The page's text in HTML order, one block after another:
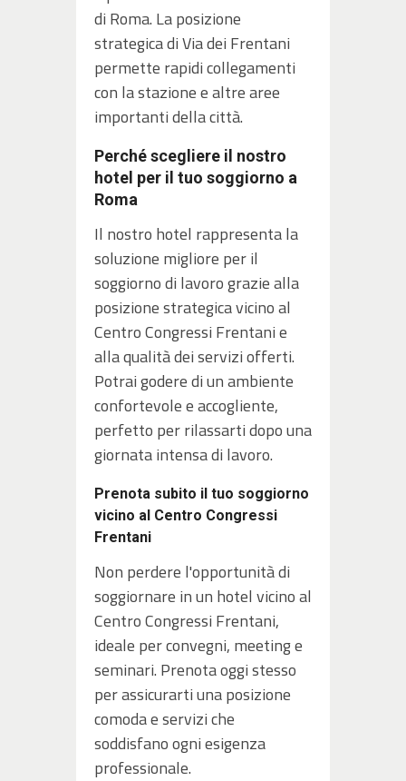
di Roma. La posizione
strategica di Via dei Frentani
permette rapidi collegamenti
con la stazione e altre aree
importanti della città.
Perché scegliere il nostro
hotel per il tuo soggiorno a
Roma
Il nostro hotel rappresenta la
soluzione migliore per il
soggiorno di lavoro grazie alla
posizione strategica vicino al
Centro Congressi Frentani e
alla qualità dei servizi offerti.
Potrai godere di un ambiente
confortevole e accogliente,
perfetto per rilassarti dopo una
giornata intensa di lavoro.
Prenota subito il tuo soggiorno
vicino al Centro Congressi
Frentani
Non perdere l'opportunità di
soggiornare in un hotel vicino al
Centro Congressi Frentani,
ideale per convegni, meeting e
seminari. Prenota oggi stesso
per assicurarti una posizione
comoda e servizi che
soddisfano ogni esigenza
professionale.